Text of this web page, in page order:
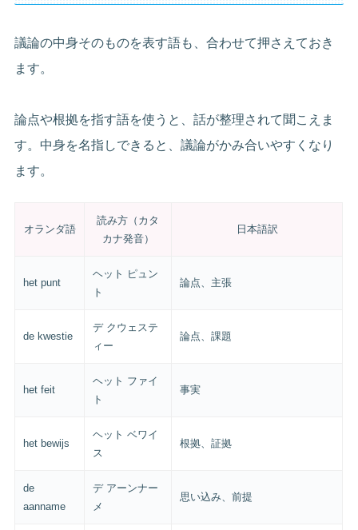
議論の中身そのものを表す語も、合わせて押さえておき
ます。
論点や根拠を指す語を使うと、話が整理されて聞こえま
す。中身を名指しできると、議論がかみ合いやすくなり
ます。
オランダ語
読み方（カタ
カナ発音）
日本語訳
het punt
ヘット ピュン
ト
論点、主張
de kwestie
デ クウェステ
ィー
論点、課題
het feit
ヘット ファイ
ト
事実
het bewijs
ヘット ベワイ
ス
根拠、証拠
de
aanname
デ アーンナー
メ
思い込み、前提